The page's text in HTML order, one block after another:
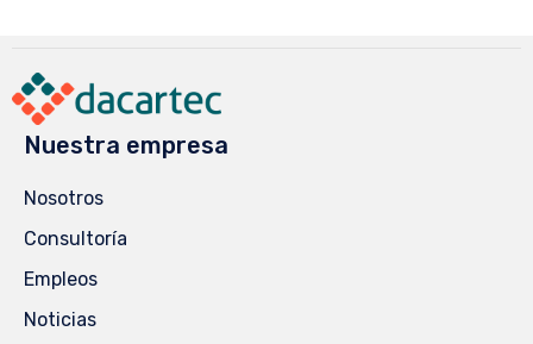
Nuestra empresa
Nosotros
Consultoría
Empleos
Noticias